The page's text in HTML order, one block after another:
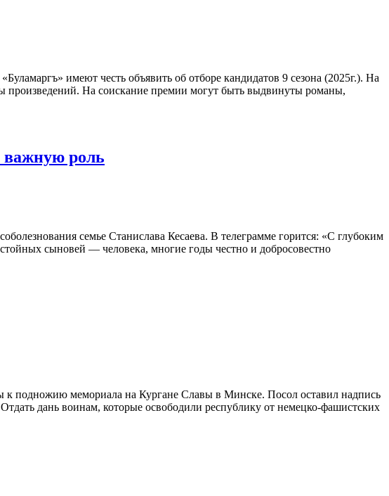
имеют честь объявить об отборе кандидатов 9 сезона (2025г.). На
произведений. На соискание премии могут быть выдвинуты романы,
важную роль
семье Станислава Кесаева. В телеграмме горится: «С глубоким
сыновей — человека, многие годы честно и добросовестно
подножию мемориала на Кургане Славы в Минске. Посол оставил надпись
дань воинам, которые освободили республику от немецко-фашистских